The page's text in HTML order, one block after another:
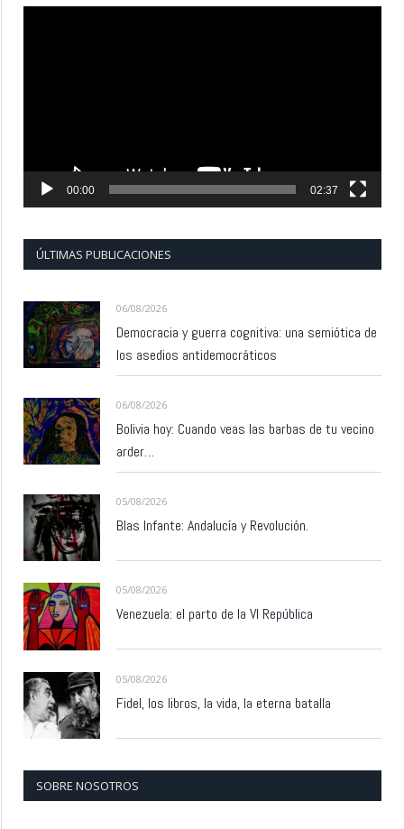
00:00 02:37
ÚLTIMAS PUBLICACIONES
06/08/2026
Democracia y guerra cognitiva: una semiótica de
los asedios antidemocráticos
06/08/2026
Bolivia hoy: Cuando veas las barbas de tu vecino
arder…
05/08/2026
Blas Infante: Andalucía y Revolución.
05/08/2026
Venezuela: el parto de la VI República
05/08/2026
Fidel, los libros, la vida, la eterna batalla
SOBRE NOSOTROS